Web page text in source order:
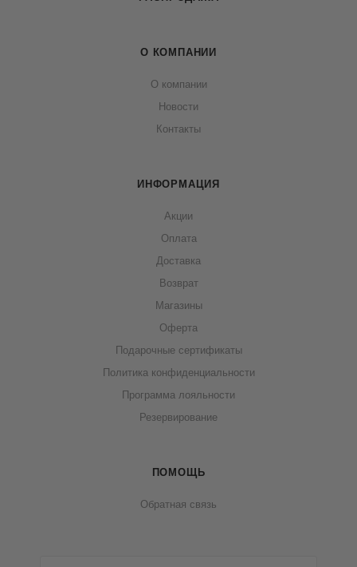
О КОМПАНИИ
О компании
Новости
Контакты
ИНФОРМАЦИЯ
Акции
Оплата
Доставка
Возврат
Магазины
Оферта
Подарочные сертификаты
Политика конфиденциальности
Программа лояльности
Резервирование
ПОМОЩЬ
Обратная связь